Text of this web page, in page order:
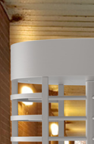
Реле